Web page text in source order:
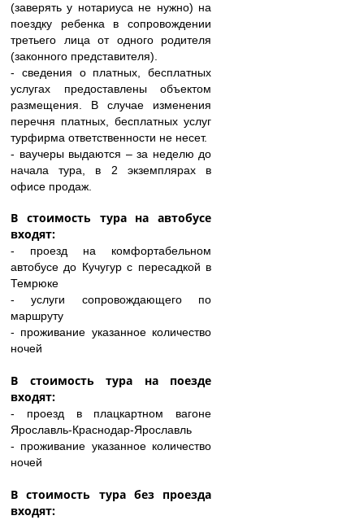
(заверять у нотариуса не нужно) на
поездку ребенка в сопровождении
третьего лица от одного родителя
(законного представителя).
- сведения о платных, бесплатных
услугах предоставлены объектом
размещения. В случае изменения
перечня платных, бесплатных услуг
турфирма ответственности не несет.
- ваучеры выдаются – за неделю до
начала тура, в 2 экземплярах в
офисе продаж.
В стоимость тура на автобусе
входят:
- проезд на комфортабельном
автобусе до Кучугур с пересадкой в
Темрюке
- услуги сопровождающего по
маршруту
- проживание указанное количество
ночей
В стоимость тура на поезде
входят:
- проезд в плацкартном вагоне
Ярославль-Краснодар-Ярославль
- проживание указанное количество
ночей
В стоимость тура без проезда
входят: